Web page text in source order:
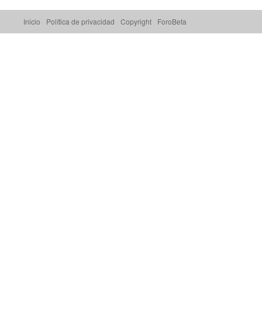
Inicio Política de privacidad Copyright ForoBeta